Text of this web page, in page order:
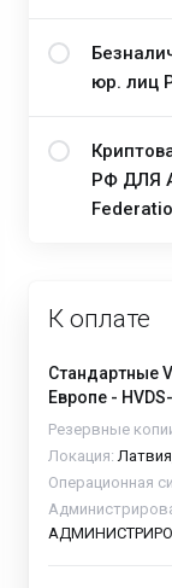
юр. лиц
РФ ДЛЯ
К оплате
Стандартные
Европе -
Резервные
Локация:
Операционная